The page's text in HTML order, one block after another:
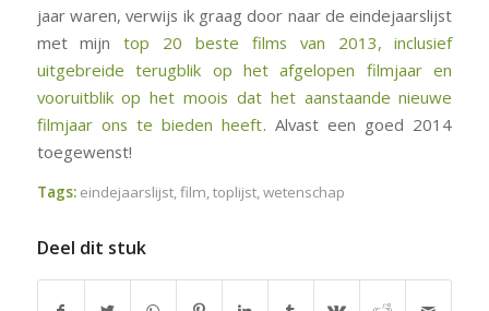
jaar waren, verwijs ik graag door naar de eindejaarslijst
met mijntop 20 beste films van 2013, inclusief
uitgebreide terugblik op het afgelopen filmjaar en
vooruitblik op het moois dat het aanstaande nieuwe
filmjaar ons te bieden heeft. Alvast een goed 2014
toegewenst!
Tags: eindejaarslijst,film,toplijst,wetenschap
Deel dit stuk